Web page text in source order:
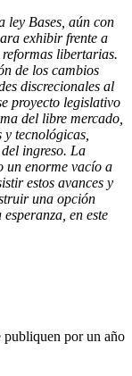
ley Bases, aún con
exhibir frente a
libertarias.
de los cambios
discrecionales al
proyecto legislativo
del libre mercado,
tecnológicas,
ingreso. La
un enorme vacío a
estos avances y
una opción
en este
publiquen por un año